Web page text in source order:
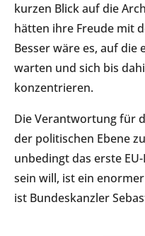
kurzen Blick auf die
hätten ihre Freude mit
Besser wäre es, auf die
warten und sich bis
konzentrieren.
Die Verantwortung für
der politischen Ebene
unbedingt das erste
sein will, ist ein
ist Bundeskanzler